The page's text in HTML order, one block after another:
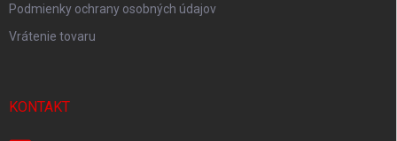
Podmienky ochrany osobných údajov
Vrátenie tovaru
KONTAKT